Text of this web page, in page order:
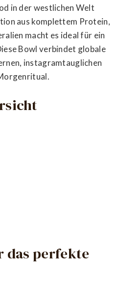
in der westlichen Welt
aus komplettem Protein,
macht es ideal für ein
Bowl verbindet globale
instagramtauglichen
das perfekte